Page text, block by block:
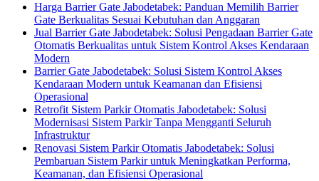
Harga Barrier Gate Jabodetabek: Panduan Memilih Barrier
Gate Berkualitas Sesuai Kebutuhan dan Anggaran
Jual Barrier Gate Jabodetabek: Solusi Pengadaan Barrier Gate
Otomatis Berkualitas untuk Sistem Kontrol Akses Kendaraan
Modern
Barrier Gate Jabodetabek: Solusi Sistem Kontrol Akses
Kendaraan Modern untuk Keamanan dan Efisiensi
Operasional
Retrofit Sistem Parkir Otomatis Jabodetabek: Solusi
Modernisasi Sistem Parkir Tanpa Mengganti Seluruh
Infrastruktur
Renovasi Sistem Parkir Otomatis Jabodetabek: Solusi
Pembaruan Sistem Parkir untuk Meningkatkan Performa,
Keamanan, dan Efisiensi Operasional